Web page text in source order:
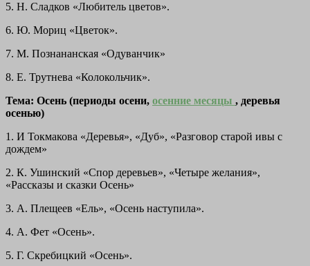
5. Н. Сладков «Любитель цветов».
6. Ю. Мориц «Цветок».
7. М. Познананская «Одуванчик»
8. Е. Трутнева «Колокольчик».
Тема: Осень (периоды осени, осенние месяцы , деревья
осенью)
1. И Токмакова «Деревья», «Дуб», «Разговор старой ивы с
дождем»
2. К. Ушинский «Спор деревьев», «Четыре желания»,
«Рассказы и сказки Осень»
3. А. Плещеев «Ель», «Осень наступила».
4. А. Фет «Осень».
5. Г. Скребицкий «Осень».